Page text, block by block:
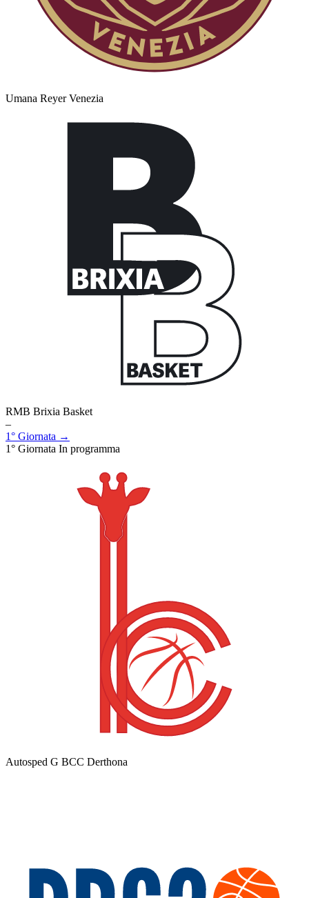
Umana Reyer Venezia
RMB Brixia Basket
–
1° Giornata →
1° Giornata In programma
Autosped G BCC Derthona